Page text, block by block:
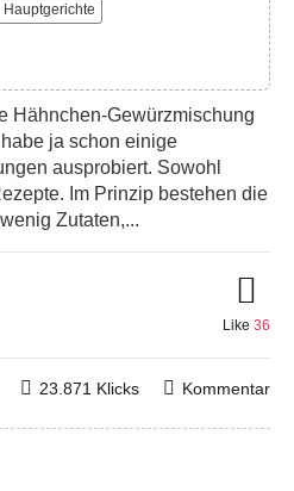
Hauptgerichte
Hähnchen-Gewürzmischung
ja schon einige
ausprobiert. Sowohl
Im Prinzip bestehen die
Zutaten,...
Like 36
Kommentar
23.871 Klicks